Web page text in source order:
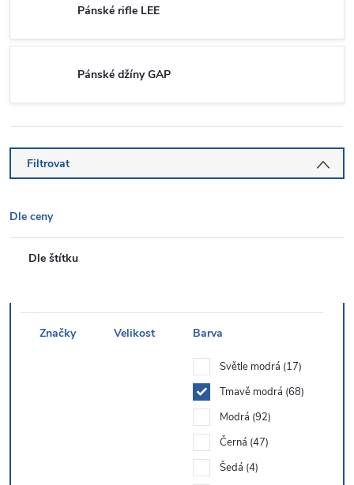
Pánské rifle LEE
Pánské džíny GAP
Filtrovat
Dle ceny
Dle štítku
Značky Velikost Barva
Světle modrá 17
Tmavě modrá 68
Modrá 92
Černá 47
Šedá 4